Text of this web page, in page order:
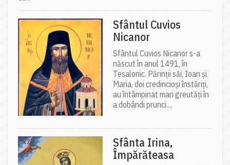
Sfântul Cuvios
Nicanor
Sfântul Cuvios Nicanor s-a
născut în anul 1491, în
Tesalonic. Părinții săi, Ioan și
Maria, doi credincioși înstăriți,
au întâmpinat mari greutăți în
a dobândi prunci....
Sfânta Irina,
Împărăteasa